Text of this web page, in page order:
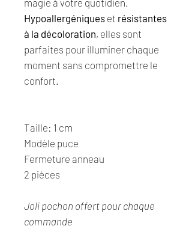
magie à votre quotidien.
Hypoallergéniques et résistantes
à la décoloration, elles sont
parfaites pour illuminer chaque
moment sans compromettre le
confort.
Taille: 1 cm
Modèle puce
Fermeture anneau
2 pièces
Joli pochon offert pour chaque
commande